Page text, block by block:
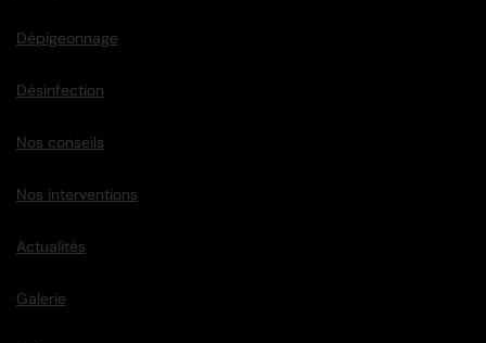
Dépigeonnage
Désinfection
Nos conseils
Nos interventions
Actualités
Galerie